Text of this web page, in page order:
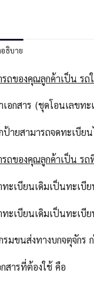
ธิบาย
รถของคุณลูกค้าเป็น รถ
เอกสาร (ชุดโอนเลขท
ป้ายสามารถจดทะเบีย
รถของคุณลูกค้าเป็น ร
ทะเบียนเดิมเป็นทะเบี
ทะเบียนเดิมเป็นทะเบี
รมขนส่งทางบกจตุจักร
กสารที่ต้องใช้ คือ